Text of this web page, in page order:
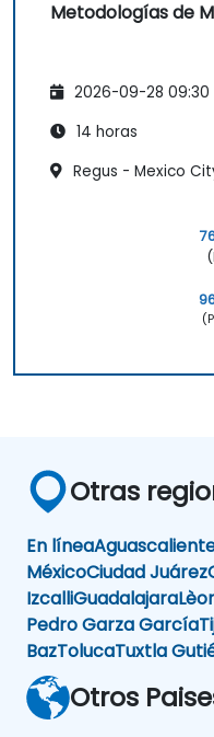
Metodologías de
2026-09-28 09:30
14 horas
Regus - Mexico
Otras
En línea
MéxicoCiudad Juárez
IzcalliGuadalajara
Pedro Garza García
BazTolucaTuxtla
Otros